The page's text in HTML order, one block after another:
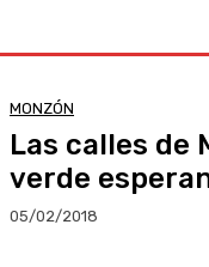
MONZÓN
Las calles de
verde
05/02/2018